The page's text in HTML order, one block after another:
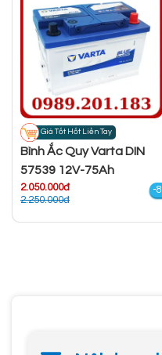
Giá Tốt Hốt Liền Tay
Bình Ắc Quy Varta DIN
57539 12V-75Ah
2.050.000đ
2.250.000đ
-